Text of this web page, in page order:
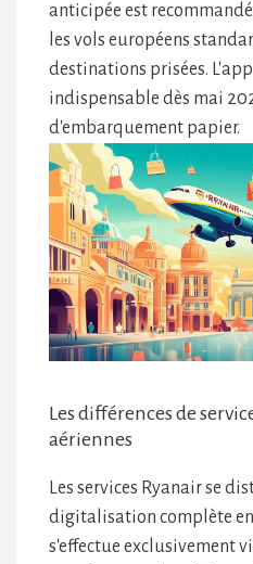
anticipée est
les vols européens
destinations prisées.
indispensable dès mai
d'embarquement papier.
Les différences de
aériennes
Les services Ryanair se
digitalisation complète
s'effectue exclusivement